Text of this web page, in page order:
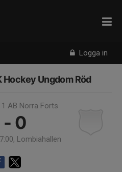
Logga in
Hockey Ungdom Röd
AB Norra Forts
- 0
Lombiahallen